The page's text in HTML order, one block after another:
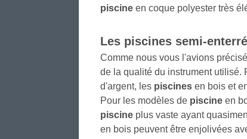
piscine en coque polyester très
Les piscines semi-
Comme nous vous l'avions
de la qualité du instrument utilisé.
d'argent, les piscines en bois et
Pour les modèles de piscine en
piscine plus vaste ayant
en bois peuvent être enjolivées